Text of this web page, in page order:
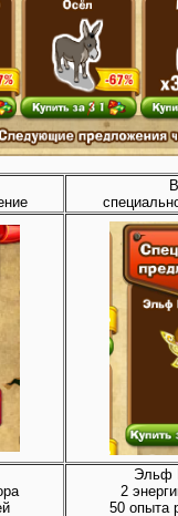
Эльф
2
50 опыта